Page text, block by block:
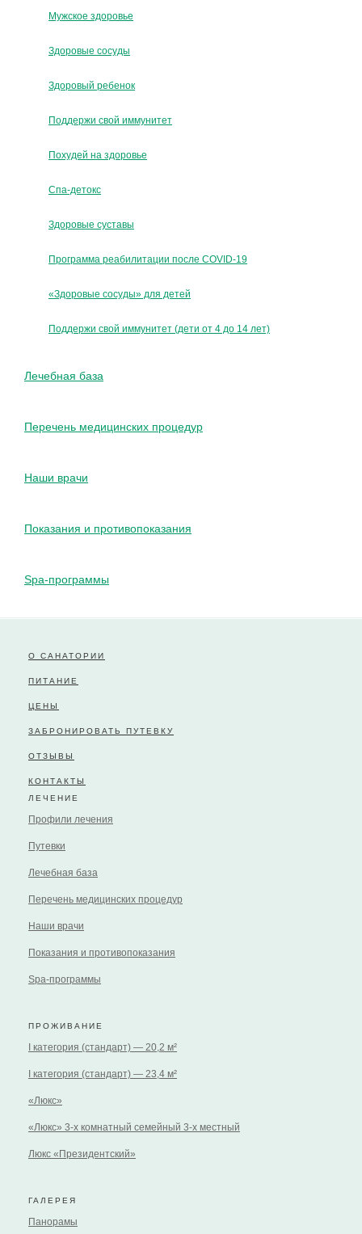
Мужское здоровье
Здоровые сосуды
Здоровый ребенок
Поддержи свой иммунитет
Похудей на здоровье
Спа-детокс
Здоровые суставы
Программа реабилитации после COVID-19
«Здоровые сосуды» для детей
Поддержи свой иммунитет (дети от 4 до 14 лет)
Лечебная база
Перечень медицинских процедур
Наши врачи
Показания и противопоказания
Spa-программы
О САНАТОРИИ
ПИТАНИЕ
ЦЕНЫ
ЗАБРОНИРОВАТЬ ПУТЕВКУ
ОТЗЫВЫ
КОНТАКТЫ
ЛЕЧЕНИЕ
Профили лечения
Путевки
Лечебная база
Перечень медицинских процедур
Наши врачи
Показания и противопоказания
Spa-программы
ПРОЖИВАНИЕ
I категория (стандарт) — 20,2 м²
I категория (стандарт) — 23,4 м²
«Люкс»
«Люкс» 3-х комнатный семейный 3-х местный
Люкс «Президентский»
ГАЛЕРЕЯ
Панорамы